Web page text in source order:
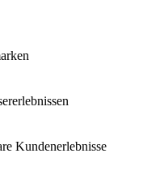
Kundenerlebnisse